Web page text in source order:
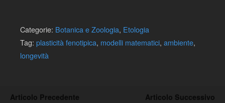
Categorie: Botanica e Zoologia, Etologia
Tag: plasticità fenotipica, modelli matematici, ambiente,
longevità
Articolo Precedente Articolo Successivo